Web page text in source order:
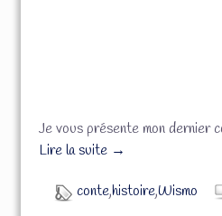
Je vous présente mon dernier
Lire la suite →
conte,histoire,Wismo